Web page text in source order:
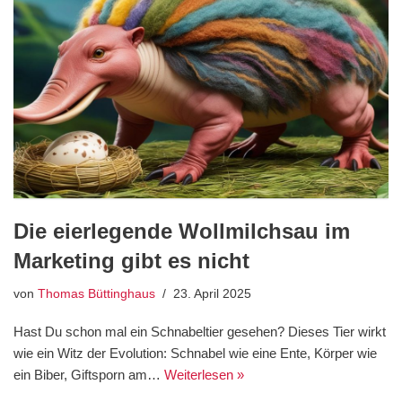
Die eierlegende Wollmilchsau im
Marketing gibt es nicht
von Thomas Büttinghaus 23. April 2025
Hast Du schon mal ein Schnabeltier gesehen? Dieses Tier wirkt
wie ein Witz der Evolution: Schnabel wie eine Ente, Körper wie
ein Biber, Giftsporn am… Weiterlesen »